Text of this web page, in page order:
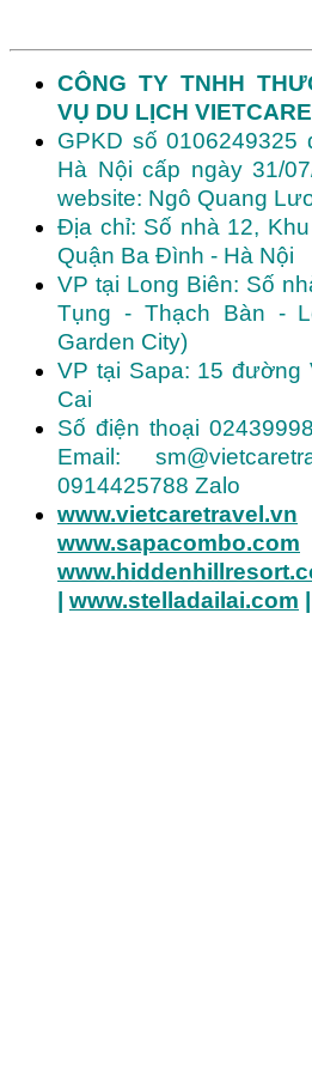
CÔNG TY TNHH
VỤ DU LỊCH VIETCARE
GPKD số
Hà Nội cấp ngày 31/
website: Ngô Quang
Địa chỉ: Số nhà 12,
Quận Ba Đình - Hà Nội
VP tại Long Biên: Số
Tụng - Thạch Bàn -
Garden City)
VP tại Sapa: 15 đường
Cai
Số điện thoại
Email:
0914425788 Zalo
www.vietcaretravel.vn
www.sapacombo.com
| www.stelladailai.com |